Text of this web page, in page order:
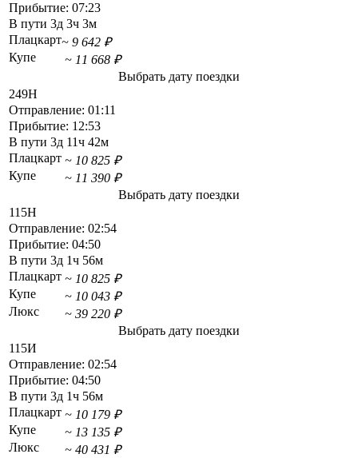
Прибытие: 07:23
В пути 3д 3ч 3м
Плацкарт~ 9 642 ₽
Купе
~ 11 668 ₽
Выбрать дату поездки
249Н
Отправление: 01:11
Прибытие: 12:53
В пути 3д 11ч 42м
Плацкарт ~ 10 825 ₽
Купе
~ 11 390 ₽
Выбрать дату поездки
115Н
Отправление: 02:54
Прибытие: 04:50
В пути 3д 1ч 56м
Плацкарт ~ 10 825 ₽
Купе
~ 10 043 ₽
Люкс
~ 39 220 ₽
Выбрать дату поездки
115И
Отправление: 02:54
Прибытие: 04:50
В пути 3д 1ч 56м
Плацкарт ~ 10 179 ₽
Купе
~ 13 135 ₽
Люкс
~ 40 431 ₽